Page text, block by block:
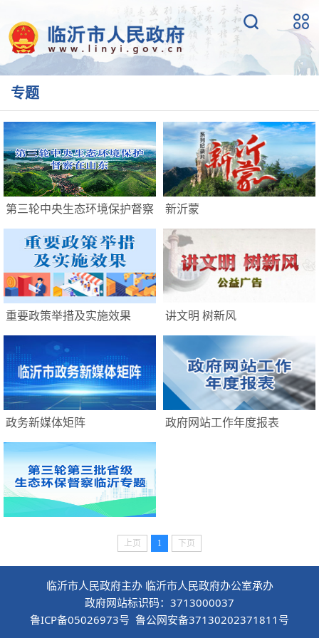
专题
第三轮中央生态环境保护督察 新沂蒙
重要政策举措及实施效果 讲文明 树新风
政务新媒体矩阵 政府网站工作年度报表
上页 1 下页
临沂市人民政府主办 临沂市人民政府办公室承办
政府网站标识码：3713000037
鲁ICP备05026973号 鲁公网安备37130202371811号